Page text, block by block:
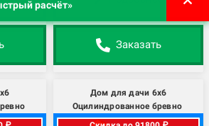
Заказать
Дом для дачи 6х6
Оцилиндрованное бревно
расчёт»